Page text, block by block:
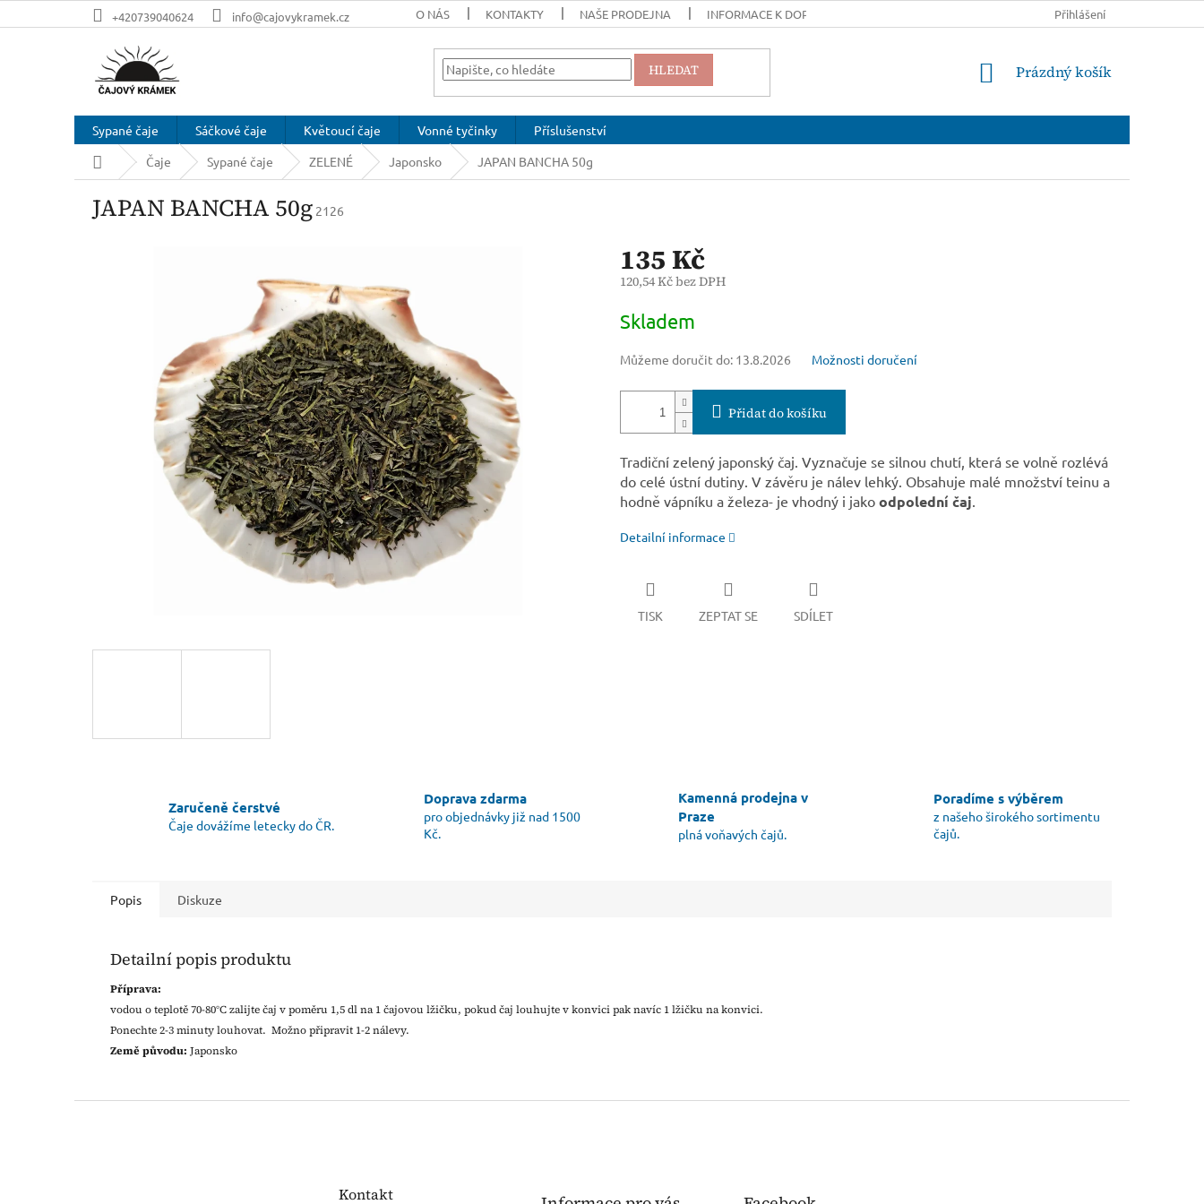
na
+420739040624 info@cajovykramek.cz O NÁS KONTAKTY NAŠE PRODEJNA INFORMACE K DOPRAVĚ A PLATBĚ PODMÍNKY
Přihlášení
HLEDAT
NÁKUPNÍ
Prázdný košík
Sypané čaje Sáčkové čaje Květoucí čaje Vonné tyčinky
Příslušenství
Domů
Čaje Sypané čaje ZELENÉ Japonsko JAPAN BANCHA 50g
JAPAN BANCHA 50g 2126
135 Kč
120,54 Kč bez DPH
cena:
Skladem
Můžeme doručit do: 13.8.2026 Možnosti doručení
Přidat do košíku
Tradiční zelený japonský čaj. Vyznačuje se silnou chutí, která se volně rozlévá
do celé ústní dutiny. V závěru je nálev lehký. Obsahuje malé množství teinu a
hodně vápníku a železa- je vhodný i jako odpolední čaj.
Detailní informace
TISK ZEPTAT SE SDÍLET
Zaručeně čerstvé
Čaje dovážíme letecky do ČR.
Doprava zdarma
pro objednávky již nad 1500
Kč.
Kamenná prodejna v
Praze
plná voňavých čajů.
Poradíme s výběrem
z našeho širokého sortimentu
čajů.
Popis Diskuze
Detailní popis produktu
Příprava:
vodou o teplotě 70-80°C zalijte čaj v poměru 1,5 dl na 1 čajovou lžičku, pokud čaj louhujte v konvici pak navíc 1 lžičku na konvici.
Ponechte 2-3 minuty louhovat. Možno připravit 1-2 nálevy.
Země původu: Japonsko
Kontakt